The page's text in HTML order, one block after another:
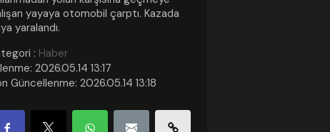
yayaya otomobil çarptı. Kazada
yaralandı.
: Haber
2026.05.14 13:17
Güncellenme: 2026.05.14 13:18
Kodu